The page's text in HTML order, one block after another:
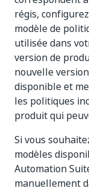
régis,
modèle de
utilisée dans
version de
nouvelle
disponible et
les politiques
produit qui
Si vous
modèles
Automation
manuellement